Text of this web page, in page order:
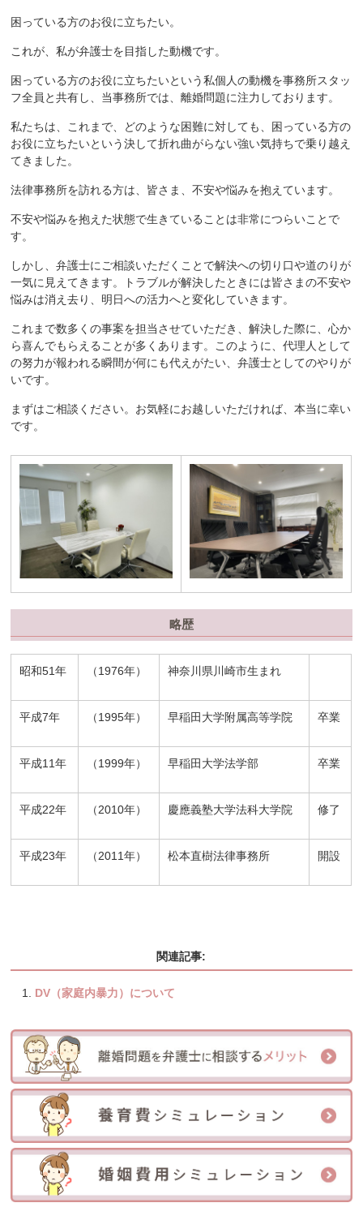
困っている方のお役に立ちたい。
これが、私が弁護士を目指した動機です。
困っている方のお役に立ちたいという私個人の動機を事務所スタッ
フ全員と共有し、当事務所では、離婚問題に注力しております。
私たちは、これまで、どのような困難に対しても、困っている方の
お役に立ちたいという決して折れ曲がらない強い気持ちで乗り越え
てきました。
法律事務所を訪れる方は、皆さま、不安や悩みを抱えています。
不安や悩みを抱えた状態で生きていることは非常につらいことで
す。
しかし、弁護士にご相談いただくことで解決への切り口や道のりが
一気に見えてきます。トラブルが解決したときには皆さまの不安や
悩みは消え去り、明日への活力へと変化していきます。
これまで数多くの事案を担当させていただき、解決した際に、心か
ら喜んでもらえることが多くあります。このように、代理人として
の努力が報われる瞬間が何にも代えがたい、弁護士としてのやりが
いです。
まずはご相談ください。お気軽にお越しいただければ、本当に幸い
です。
略歴
昭和51年 （1976年） 神奈川県川崎市生まれ
平成7年 （1995年） 早稲田大学附属高等学院 卒業
平成11年 （1999年） 早稲田大学法学部 卒業
平成22年 （2010年） 慶應義塾大学法科大学院 修了
平成23年 （2011年） 松本直樹法律事務所 開設
関連記事:
DV（家庭内暴力）について